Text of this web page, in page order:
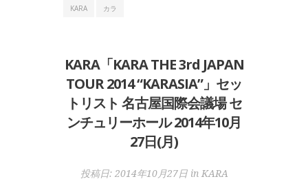
KARA カラ
KARA「KARA THE 3rd JAPAN
TOUR 2014 “KARASIA”」セッ
トリスト 名古屋国際会議場 セ
ンチュリーホール 2014年10月
27日(月)
投稿日: 2014年10月27日in KARA